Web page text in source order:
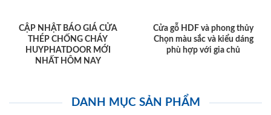
CẬP NHẬT BÁO GIÁ CỬA
THÉP CHỐNG CHÁY
HUYPHATDOOR MỚI
NHẤT HÔM NAY
Cửa gỗ HDF và phong thủy
Chọn màu sắc và kiểu dáng
phù hợp với gia chủ
DANH MỤC SẢN PHẨM